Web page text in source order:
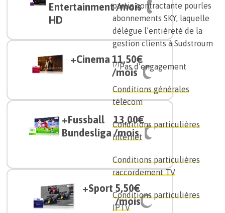
Entertainment
HD
/mois
+Cinema 11,50€
/mois
+Fussball
Bundesliga
13,00€
/mois
+Sport 5,50€
/mois
partie contractante pourles
abonnements SKY, laquelle
délègue l’entièreté de la
gestion clients à Sudstroum
(7)Pas d’engagement
Conditions générales
télécom
Conditions particulières
internet
Conditions particulières
raccordement TV
Conditions particulières
IPTV